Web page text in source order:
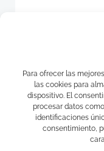
Para ofrecer las
las cookies para
dispositivo. El
procesar datos
identificaciones
consentimiento,
Order
Key Benefits 10
Automatización
y beneficios 10
Elementary
support for